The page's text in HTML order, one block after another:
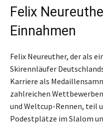
Felix
Einnahmen
Felix Neureuther, der als
Skirennläufer
Karriere als
zahlreichen
und Weltcup-Rennen, teil
Podestplätze im Slalom